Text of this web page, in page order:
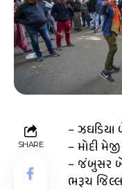
SHARE
–
– મોદી
– જંબુસર
ભરૂચ